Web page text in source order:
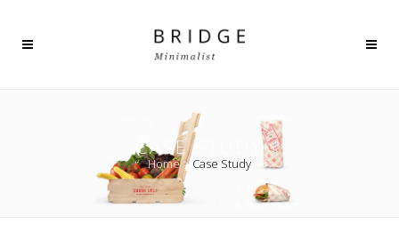
CASE STUDY
Home>Case Study